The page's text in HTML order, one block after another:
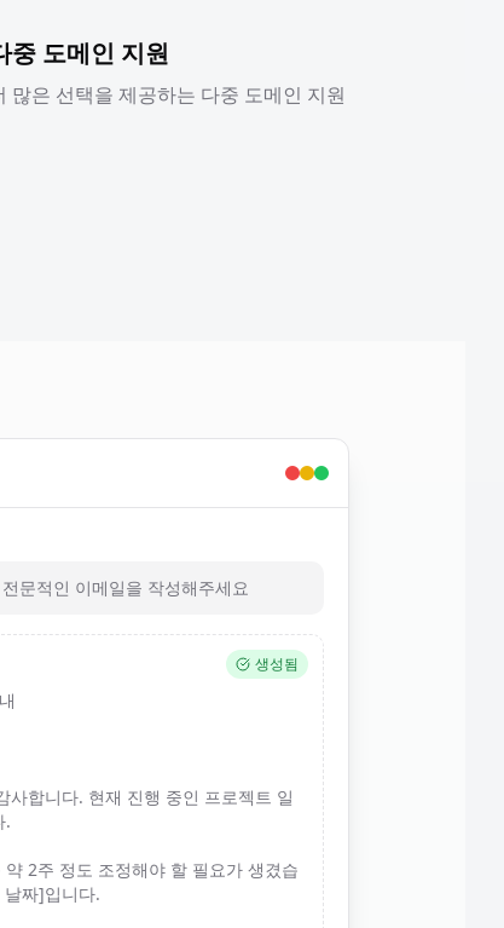
중 도메인 지원
많은 선택을 제공하는 다중 도메인 지원
문적인 이메일을 작성해주세요
생성됨
사합니다. 현재 진행 중인 프로젝트 일
.
2주 정도 조정해야 할 필요가 생겼습
짜]입니다.